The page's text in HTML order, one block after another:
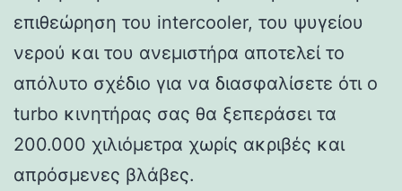
επιθεώρηση του intercooler, του ψυγείου
νερού και του ανεμιστήρα αποτελεί το
απόλυτο σχέδιο για να διασφαλίσετε ότι ο
turbo κινητήρας σας θα ξεπεράσει τα
200.000 χιλιόμετρα χωρίς ακριβές και
απρόσμενες βλάβες.